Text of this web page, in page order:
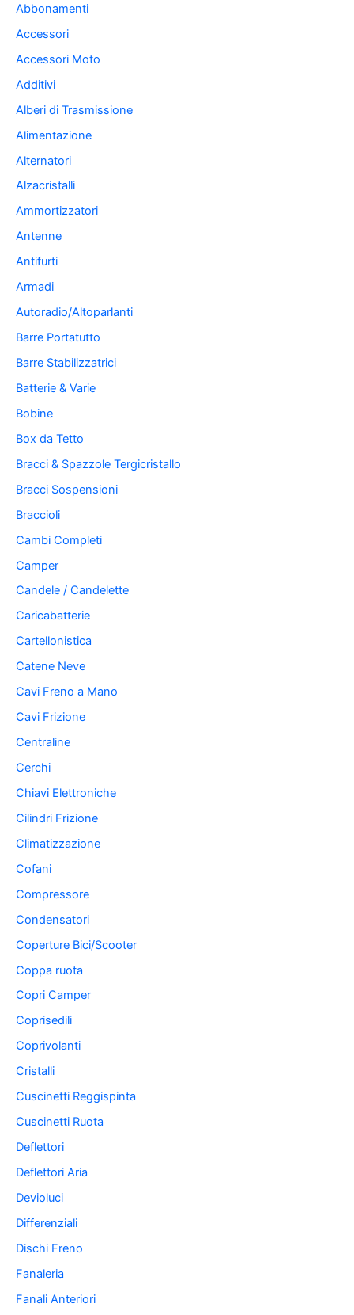
Abbonamenti
Accessori
Accessori Moto
Additivi
Alberi di Trasmissione
Alimentazione
Alternatori
Alzacristalli
Ammortizzatori
Antenne
Antifurti
Armadi
Autoradio/Altoparlanti
Barre Portatutto
Barre Stabilizzatrici
Batterie & Varie
Bobine
Box da Tetto
Bracci & Spazzole Tergicristallo
Bracci Sospensioni
Braccioli
Cambi Completi
Camper
Candele / Candelette
Caricabatterie
Cartellonistica
Catene Neve
Cavi Freno a Mano
Cavi Frizione
Centraline
Cerchi
Chiavi Elettroniche
Cilindri Frizione
Climatizzazione
Cofani
Compressore
Condensatori
Coperture Bici/Scooter
Coppa ruota
Copri Camper
Coprisedili
Coprivolanti
Cristalli
Cuscinetti Reggispinta
Cuscinetti Ruota
Deflettori
Deflettori Aria
Devioluci
Differenziali
Dischi Freno
Fanaleria
Fanali Anteriori